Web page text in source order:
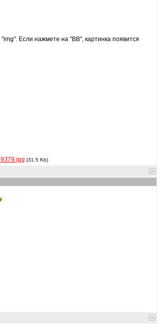
Если нажмете на "ВВ", картинка появится
(31.5 Kb)